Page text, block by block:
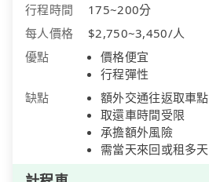
行程時間
175~200分
每人價格
$2,750~3,450/人
優點
價格便宜
行程彈性
缺點
額外交通往返取車點
取還車時間受限
承擔額外風險
需當天來回或租多天